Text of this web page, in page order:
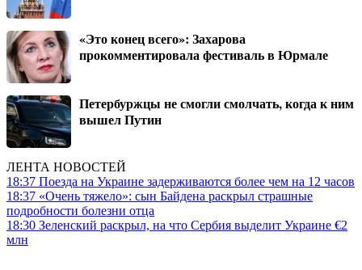
«Это конец всего»: Захарова
прокомментировала фестиваль в Юрмале
Петербуржцы не смогли смолчать, когда к ним
вышел Путин
ЛЕНТА НОВОСТЕЙ
18:37 Поезда на Украине задерживаются более чем на 12 часов
18:37 «Очень тяжело»: сын Байдена раскрыл страшные
подробности болезни отца
18:30 Зеленский раскрыл, на что Сербия выделит Украине €2
млн